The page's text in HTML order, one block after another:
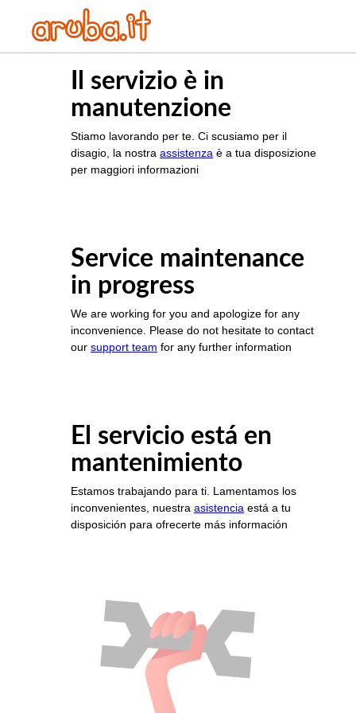
Il servizio è in
manutenzione
Stiamo lavorando per te. Ci scusiamo per il
disagio, la nostra assistenza è a tua disposizione
per maggiori informazioni
Service maintenance
in progress
We are working for you and apologize for any
inconvenience. Please do not hesitate to contact
our support team for any further information
El servicio está en
mantenimiento
Estamos trabajando para ti. Lamentamos los
inconvenientes, nuestra asistencia está a tu
disposición para ofrecerte más información